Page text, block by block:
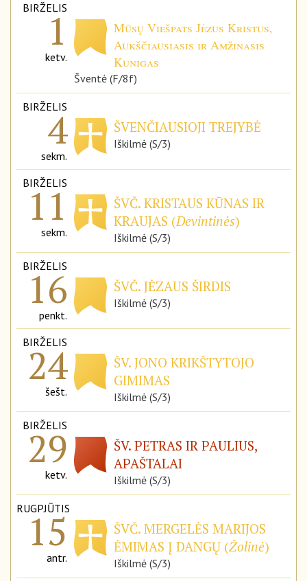
BIRŽELIS
1
ketv.
Mūsų Viešpats Jėzus Kristus,
Aukščiausiasis ir Amžinasis
Kunigas
Šventė (F/8f)
BIRŽELIS
4
sekm.
ŠVENČIAUSIOJI TREJYBĖ
Iškilmė (S/3)
BIRŽELIS
11
sekm.
ŠVČ. KRISTAUS KŪNAS IR
KRAUJAS (Devintinės)
Iškilmė (S/3)
BIRŽELIS
16
penkt.
ŠVČ. JĖZAUS ŠIRDIS
Iškilmė (S/3)
BIRŽELIS
24
šešt.
ŠV. JONO KRIKŠTYTOJO
GIMIMAS
Iškilmė (S/3)
BIRŽELIS
29
ketv.
ŠV. PETRAS IR PAULIUS,
APAŠTALAI
Iškilmė (S/3)
RUGPJŪTIS
15
antr.
ŠVČ. MERGELĖS MARIJOS
ĖMIMAS Į DANGŲ (Žolinė)
Iškilmė (S/3)